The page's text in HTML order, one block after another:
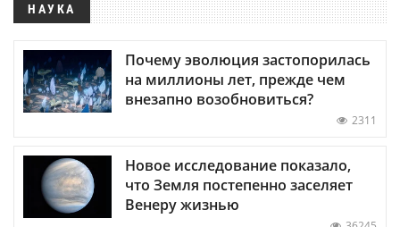
НАУКА
Почему эволюция застопорилась
на миллионы лет, прежде чем
внезапно возобновиться?
2311
Новое исследование показало,
что Земля постепенно заселяет
Венеру жизнью